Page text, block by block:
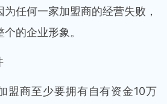
任何一家加盟商的经营失败，
的企业形象。
盟商至少要拥有自有资金10万